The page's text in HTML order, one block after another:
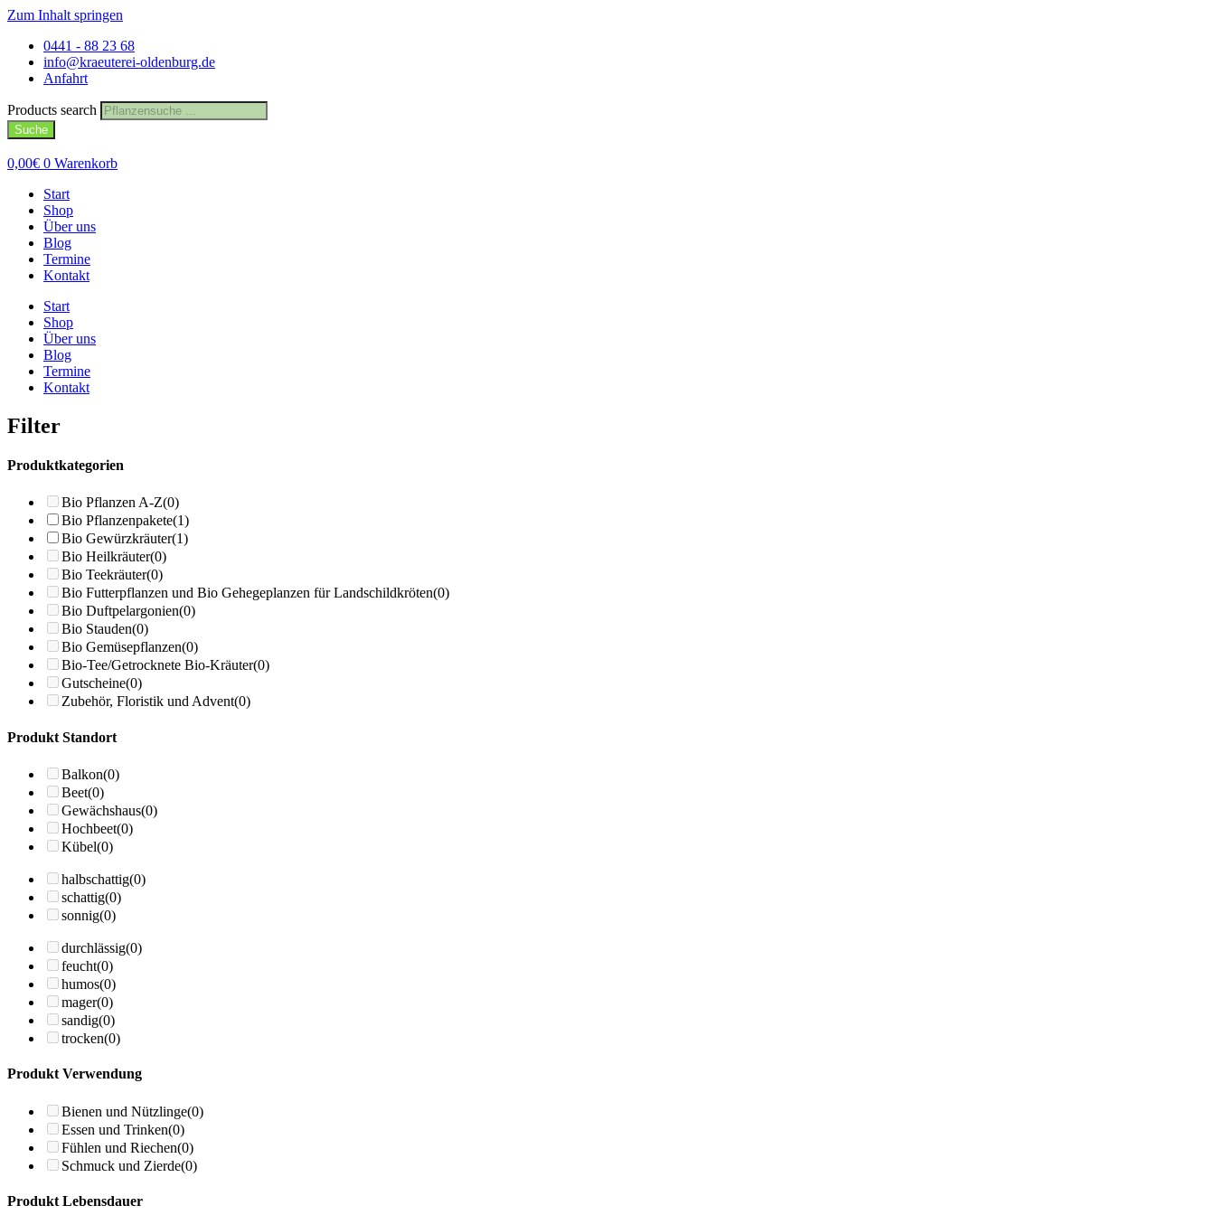
Zum Inhalt springen
0441 - 88 23 68
info@kraeuterei-oldenburg.de
Anfahrt
Products search
Suche
0,00€ 0 Warenkorb
Start
Shop
Über uns
Blog
Termine
Kontakt
Start
Shop
Über uns
Blog
Termine
Kontakt
Filter
Produktkategorien
Bio Pflanzen A-Z(0)
Bio Pflanzenpakete(1)
Bio Gewürzkräuter(1)
Bio Heilkräuter(0)
Bio Teekräuter(0)
Bio Futterpflanzen und Bio Gehegeplanzen für Landschildkröten(0)
Bio Duftpelargonien(0)
Bio Stauden(0)
Bio Gemüsepflanzen(0)
Bio-Tee/Getrocknete Bio-Kräuter(0)
Gutscheine(0)
Zubehör, Floristik und Advent(0)
Produkt Standort
Balkon(0)
Beet(0)
Gewächshaus(0)
Hochbeet(0)
Kübel(0)
halbschattig(0)
schattig(0)
sonnig(0)
durchlässig(0)
feucht(0)
humos(0)
mager(0)
sandig(0)
trocken(0)
Produkt Verwendung
Bienen und Nützlinge(0)
Essen und Trinken(0)
Fühlen und Riechen(0)
Schmuck und Zierde(0)
Produkt Lebensdauer